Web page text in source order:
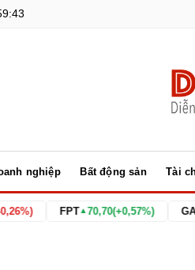
nghiệp Bất động sản Tài
FPT▲ 70,70(+0,57%) GAS▼ 69,80(-